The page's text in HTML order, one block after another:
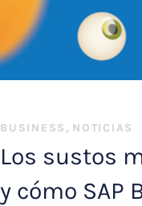
BUSINESS , NOTICIAS
Los sustos
y cómo SAP